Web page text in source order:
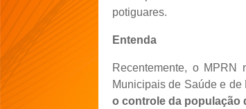
potiguares.
Entenda
Recentemente, o MPRN
Municipais de Saúde e
o controle da população